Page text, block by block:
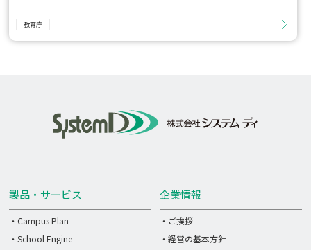
教育庁
製品・サービス
・Campus Plan
・School Engine
企業情報
・ご挨拶
・経営の基本方針